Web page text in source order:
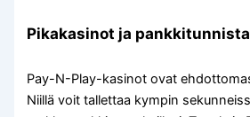
Pikakasinot ja
Pay-N-Play-kasinot ovat
Niillä voit tallettaa kympin